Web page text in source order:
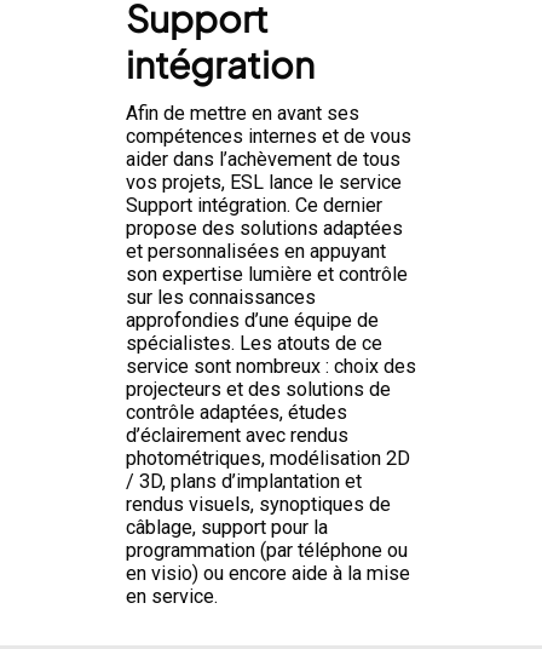
Support
intégration
Afin de mettre en avant ses
compétences internes et de vous
aider dans l’achèvement de tous
vos projets, ESL lance le service
Support intégration. Ce dernier
propose des solutions adaptées
et personnalisées en appuyant
son expertise lumière et contrôle
sur les connaissances
approfondies d’une équipe de
spécialistes. Les atouts de ce
service sont nombreux : choix des
projecteurs et des solutions de
contrôle adaptées, études
d’éclairement avec rendus
photométriques, modélisation 2D
/ 3D, plans d’implantation et
rendus visuels, synoptiques de
câblage, support pour la
programmation (par téléphone ou
en visio) ou encore aide à la mise
en service.